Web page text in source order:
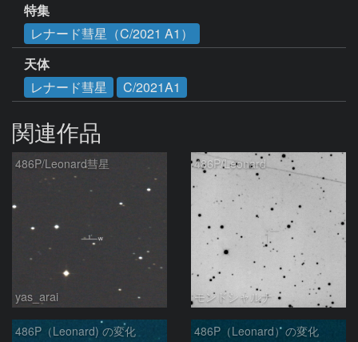
特集
レナード彗星（C/2021 A1）
天体
レナード彗星
C/2021A1
関連作品
486P/Leonard彗星
yas_arai
486P/Leonard
モンドシャルナ
486P（Leonard) の変化 486P（Leonard）の変化